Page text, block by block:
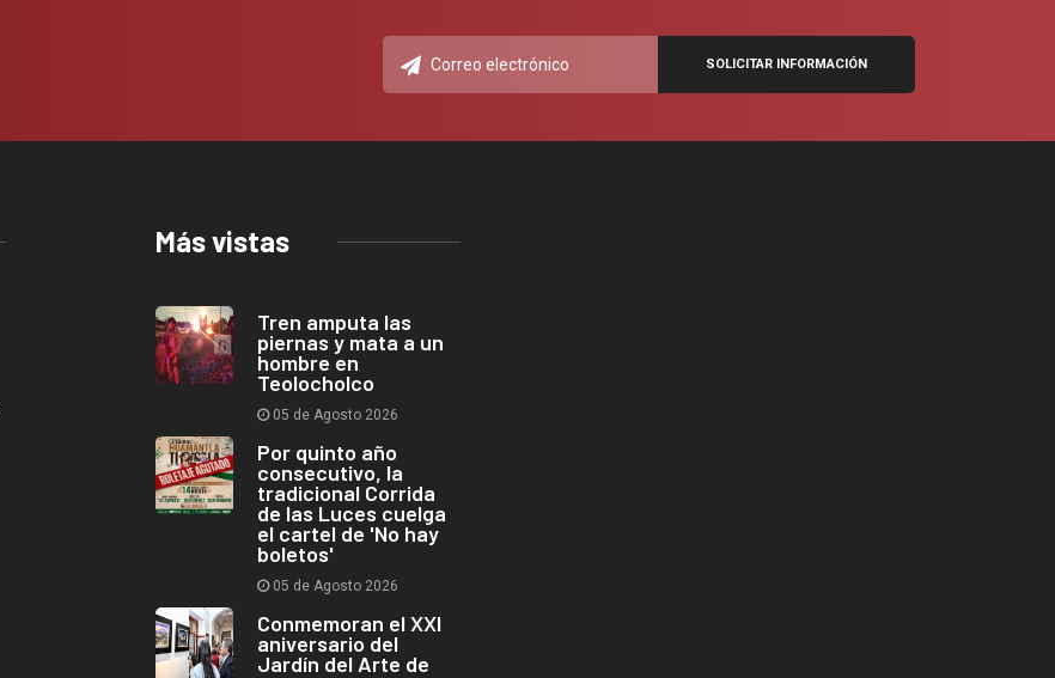
Más vistas
Tren amputa las
piernas y mata a un
hombre en
Teolocholco
05 de Agosto 2026
Por quinto año
consecutivo, la
tradicional Corrida
de las Luces cuelga
el cartel de 'No hay
boletos'
05 de Agosto 2026
Conmemoran el XXI
aniversario del
Jardín del Arte de